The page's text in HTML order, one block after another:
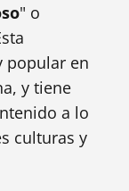
" o
popular en
y tiene
a lo
culturas y